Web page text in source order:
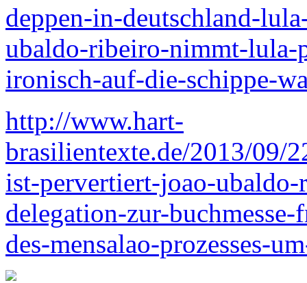
deppen-in-deutschland-
ubaldo-ribeiro-nimmt-lula-
ironisch-auf-die-schippe-
http://www.hart-
brasilientexte.de/2013/09/
ist-pervertiert-joao-
delegation-zur-
des-mensalao-prozesses-